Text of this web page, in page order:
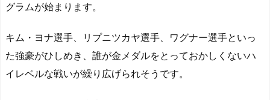
グラムが始まります。
キム・ヨナ選手、リプニツカヤ選手、ワグナー選手といっ
た強豪がひしめき、誰が金メダルをとっておかしくないハ
イレベルな戦いが繰り広げられそうです。